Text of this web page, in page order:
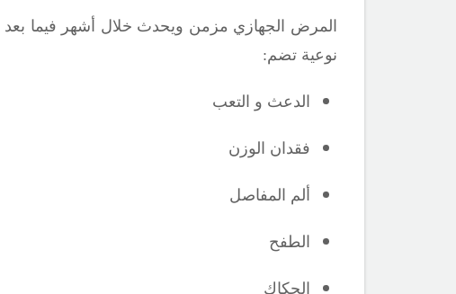
المرض الجهازي مزمن ويحدث خلال أشهر فيما بعد
نوعية تضم:
الدعث و التعب
فقدان الوزن
ألم المفاصل
الطفح
الحكاك